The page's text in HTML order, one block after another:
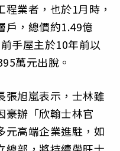
業者，也於1月時，
戶，總價約1.49億
手屋主於10年前以
萬元出脫。
張旭嵐表示，士林雖
豪辦「欣翰士林官
元高端企業進駐，如